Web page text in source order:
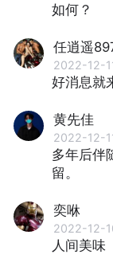
如何？
任逍遥
2022-12-
好消息就
黄先佳
2022-12-
多年后伴
留。
奕咻
2022-12-
人间美味